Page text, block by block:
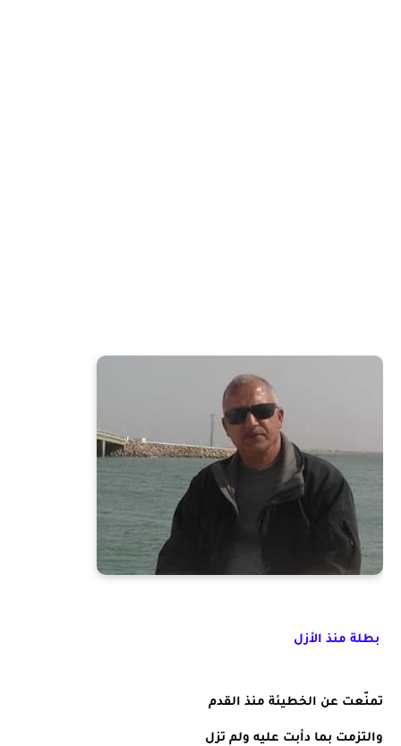
بطلة منذ الأزل
تمنّعت عن الخطيئة منذ القدم
والتزمت بما دأبت عليه ولم تزل